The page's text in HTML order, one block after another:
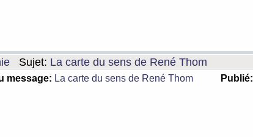
Sujet: La carte du sens de René Thom
message: La carte du sens de René Thom Publié: